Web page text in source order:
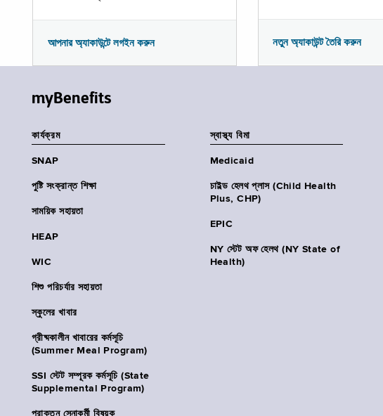
আপনার অ্যাকাউন্টে লগইন করুন নতুন অ্যাকাউন্ট তৈরি করুন
myBenefits
কার্যক্রম
SNAP
পুষ্টি সংক্রান্ত শিক্ষা
সাময়িক সহায়তা
HEAP
WIC
শিশু পরিচর্যার সহায়তা
স্কুলের খাবার
গ্রীষ্মকালীন খাবারের কর্মসূচি
(Summer Meal Program)
SSI স্টেট সম্পূরক কর্মসূচি (State
Supplemental Program)
প্রাক্তন সেনাকর্মী বিষয়ক
স্বাস্থ্য বিমা
Medicaid
চাইল্ড হেলথ প্লাস (Child Health
Plus, CHP)
EPIC
NY স্টেট অফ হেলথ (NY State of
Health)